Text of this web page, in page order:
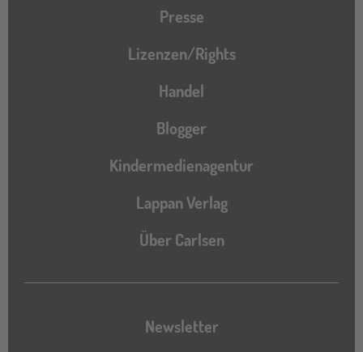
Presse
Lizenzen/Rights
Handel
Blogger
Kindermedienagentur
Lappan Verlag
Über Carlsen
Newsletter